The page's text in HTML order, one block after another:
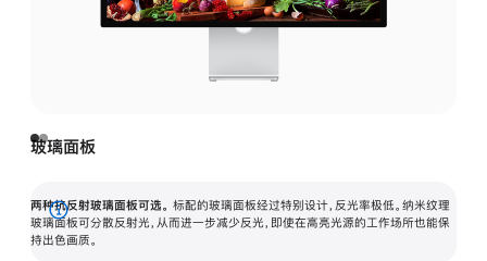
玻璃面板
两种抗反射玻璃面板可选。 标配的玻璃面板经过特别设计，反光率极低。纳米纹理
玻璃面板可分散反射光，从而进一步减少反光，即使在高亮光源的工作场所也能保
持出色画质。
展
开